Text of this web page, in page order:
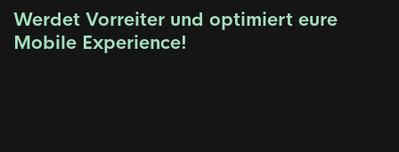
Werdet Vorreiter und optimiert eure
Mobile Experience!